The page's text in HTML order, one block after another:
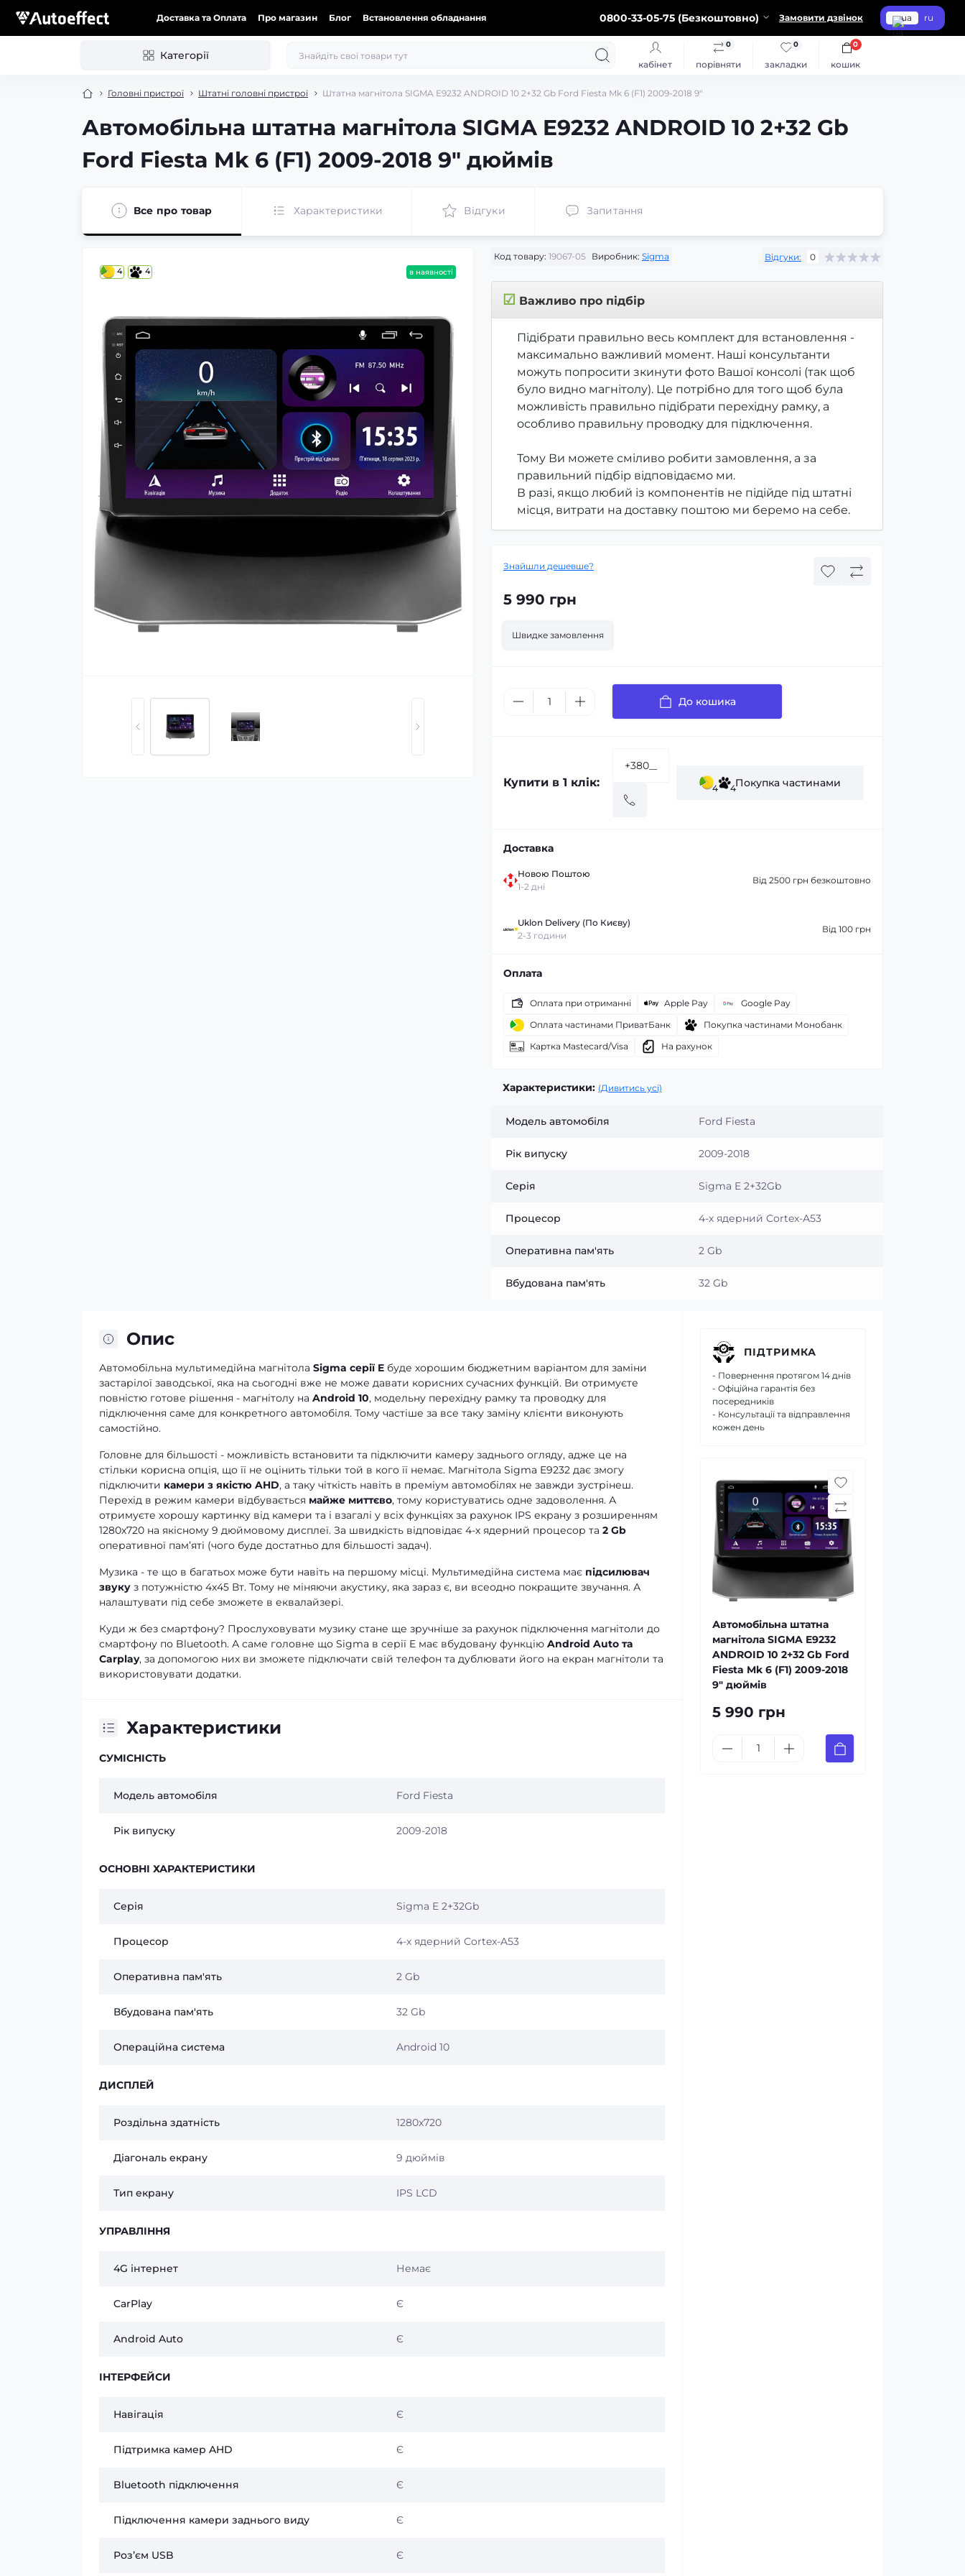
Доставка та Оплата Про магазин Блог Встановлення обладнання 0800-33-05-75 (Безкоштовно) Замовити дзвінок ua ru
Категорії
кабінет порівняти
0
закладки
0
кошик
0
Головні пристрої Штатні головні пристрої Штатна магнітола SIGMA E9232 ANDROID 10 2+32 Gb Ford Fiesta Mk 6 (F1) 2009-2018 9"
Автомобільна штатна магнітола SIGMA E9232 ANDROID 10 2+32 Gb
Ford Fiesta Mk 6 (F1) 2009-2018 9" дюймів
Все про товар Характеристики Відгуки Запитання
4 4 в наявності
Код товару: 19067-05 Виробник: Sigma Відгуки: 0
☑ Важливо про підбір
Підібрати правильно весь комплект для встановлення -
максимально важливий момент. Наші консультанти
можуть попросити зкинути фото Вашої консолі (так щоб
було видно магнітолу). Це потрібно для того щоб була
можливість правильно підібрати перехідну рамку, а
особливо правильну проводку для підключення.
Тому Ви можете сміливо робити замовлення, а за
правильний підбір відповідаємо ми.
В разі, якщо любий із компонентів не підійде під штатні
місця, витрати на доставку поштою ми беремо на себе.
Знайшли дешевше?
5 990 грн
Швидке замовлення
До кошика
Купити в 1 клік: 4 4Покупка частинами
Доставка
Новою Поштою
1-2 дні
Від 2500 грн безкоштовно
Uklon Delivery (По Києву)
2-3 години
Від 100 грн
Оплата
Оплата при отриманні Apple Pay
Google Pay
Оплата частинами ПриватБанк
Покупка частинами Монобанк
Картка Mastecard/Visa
На рахунок
Характеристики: (Дивитись усі)
Модель автомобіля Ford Fiesta
Рік випуску 2009-2018
Серія Sigma E 2+32Gb
Процесор 4-х ядерний Cortex-A53
Оперативна пам'ять 2 Gb
Вбудована пам'ять 32 Gb
Опис
Автомобільна мультимедійна магнітола Sigma серії E буде хорошим бюджетним варіантом для заміни
застарілої заводської, яка на сьогодні вже не може давати корисних сучасних функцій. Ви отримуєте
повністю готове рішення - магнітолу на Android 10, модельну перехідну рамку та проводку для
підключення саме для конкретного автомобіля. Тому частіше за все таку заміну клієнти виконують
самостійно.
Головне для більшості - можливість встановити та підключити камеру заднього огляду, адже це на
стільки корисна опція, що її не оцінить тільки той в кого її немає. Магнітола Sigma E9232 дає змогу
підключити камери з якістю AHD, а таку чіткість навіть в преміум автомобілях не завжди зустрінеш.
Перехід в режим камери відбувається майже миттєво, тому користуватись одне задоволення. А
отримуєте хорошу картинку від камери та і взагалі у всіх функціях за рахунок IPS екрану з розширенням
1280x720 на якісному 9 дюймовому дисплеї. За швидкість відповідає 4-х ядерний процесор та 2 Gb
оперативної памʼяті (чого буде достатньо для більшості задач).
Музика - те що в багатьох може бути навіть на першому місці. Мультимедійна система має підсилювач
звуку з потужністю 4х45 Вт. Тому не міняючи акустику, яка зараз є, ви всеодно покращите звучання. А
налаштувати під себе зможете в еквалайзері.
Куди ж без смартфону? Прослуховувати музику стане ще зручніше за рахунок підключення магнітоли до
смартфону по Bluetooth. А саме головне що Sigma в серії E має вбудовану функцію Android Auto та
Carplay, за допомогою них ви зможете підключати свій телефон та дублювати його на екран магнітоли та
використовувати додатки.
Характеристики
СУМІСНІСТЬ
Модель автомобіля Ford Fiesta
Рік випуску 2009-2018
ОСНОВНІ ХАРАКТЕРИСТИКИ
Серія Sigma E 2+32Gb
Процесор 4-х ядерний Cortex-A53
Оперативна пам'ять 2 Gb
Вбудована пам'ять 32 Gb
Операційна система Android 10
ДИСПЛЕЙ
Роздільна здатність 1280x720
Діагональ екрану 9 дюймів
Тип екрану IPS LCD
УПРАВЛІННЯ
4G інтернет Немає
CarPlay Є
Android Auto Є
ІНТЕРФЕЙСИ
Навігація Є
Підтримка камер AHD Є
Bluetooth підключення Є
Підключення камери заднього виду Є
Розʼєм USB Є
ПІДТРИМКА
- Повернення протягом 14 днів
- Офіційна гарантія без
посередників
- Консультації та відправлення
кожен день
Автомобільна штатна
магнітола SIGMA E9232
ANDROID 10 2+32 Gb Ford
Fiesta Mk 6 (F1) 2009-2018
9" дюймів
5 990 грн